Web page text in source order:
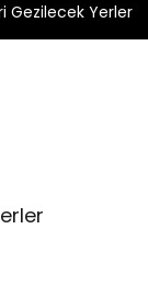
Gezilecek Yerler